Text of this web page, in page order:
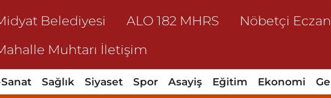
Belediyesi
ALO 182 MHRS Nöbetçi
Muhtarı İletişim
Sağlık Siyaset Spor Asayiş Eğitim Ekonomi